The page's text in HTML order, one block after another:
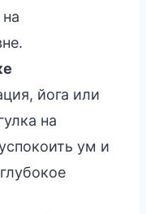
йога или
на
ум и